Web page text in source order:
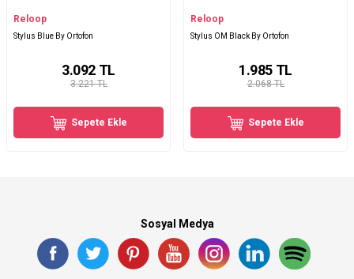
Reloop
Stylus Blue By Ortofon
3.221 TL
3.092 TL
Sepete Ekle
Reloop
Stylus OM Black By Ortofon
2.068 TL
1.985 TL
Sepete Ekle
Sosyal Medya